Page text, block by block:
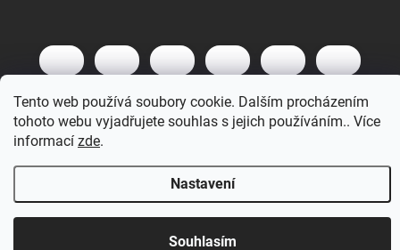
Tento web používá soubory cookie. Dalším procházením
tohoto webu vyjadřujete souhlas s jejich používáním.. Více
informací zde.
Nastavení
Souhlasím
Otevírací doba 7:30 - 16:00 hod
Copyright 2026BM MOTO s.r.o.. Všechna práva vyhrazena.Upravit
nastavení cookies